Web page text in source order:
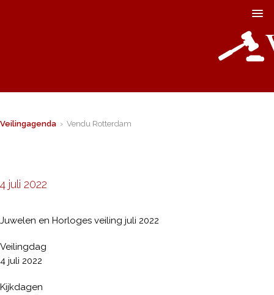
Veilingagenda › Vendu Rotterdam
4 juli 2022
Juwelen en Horloges veiling juli 2022
Veilingdag
4 juli 2022
Kijkdagen